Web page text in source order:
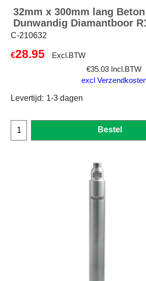
32mm x 300mm lang Beton
Dunwandig Diamantboor
C-210632
€28.95
Excl.BTW
€35.03 Incl.BTW
excl
Levertijd: 1-3 dagen
Bestel